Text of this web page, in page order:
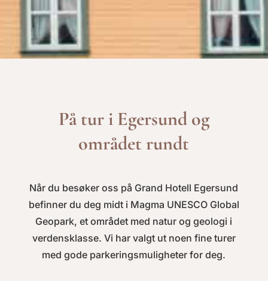
På tur i Egersund og
området rundt
Når du besøker oss på Grand Hotell Egersund
befinner du deg midt i Magma UNESCO Global
Geopark, et området med natur og geologi i
verdensklasse. Vi har valgt ut noen fine turer
med gode parkeringsmuligheter for deg.